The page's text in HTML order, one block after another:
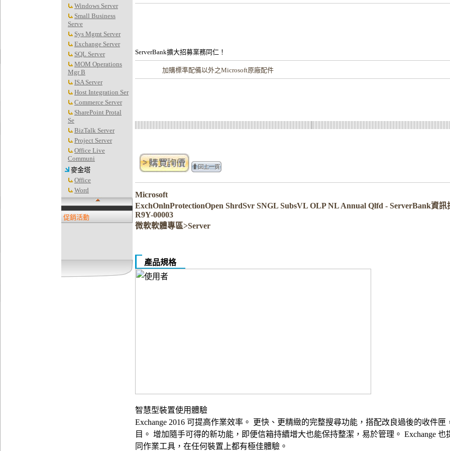
Windows Server
Small Business
Serve
Sys Mgmt Server
Exchange Server
SQL Server
MOM Operations
Mgr B
ISA Server
Host Integration Ser
Commerce Server
SharePoint Protal
Se
BizTalk Server
Project Server
Office Live
Communi
麥金塔
Office
Word
促銷活動
ServerBank擴大招募業務同仁！
加購標準配備以外之Microsoft原廠配件
Microsoft
ExchOnlnProtectionOpen ShrdSvr SNGL SubsVL OLP NL Annual Qlfd - ServerBank資訊
R9Y-00003
微軟軟體專區>Server
產品規格
智慧型裝置使用體驗
Exchange 2016 可提高作業效率。 更快、更精緻的完整搜尋功能，搭配改良過後的收件
目。 增加隨手可得的新功能，即便信箱持續增大也能保持整潔，易於管理。 Exchange
同作業工具，在任何裝置上都有極佳體驗。